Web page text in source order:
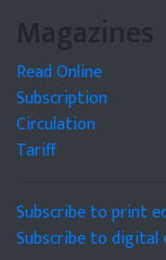
Magazines
Read Online
Subscription
Circulation
Tariff
Subscribe to print
Subscribe to